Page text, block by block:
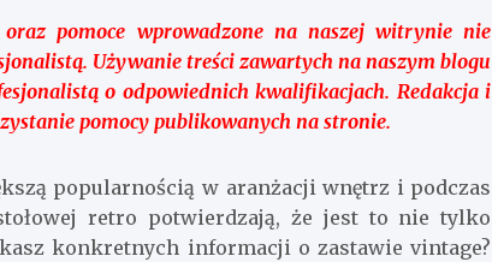
pomoce wprowadzone na naszej witrynie nie
Używanie treści zawartych na naszym blogu
o odpowiednich kwalifikacjach. Redakcja i
pomocy publikowanych na stronie.
popularnością w aranżacji wnętrz i podczas
retro potwierdzają, że jest to nie tylko
konkretnych informacji o zastawie vintage?